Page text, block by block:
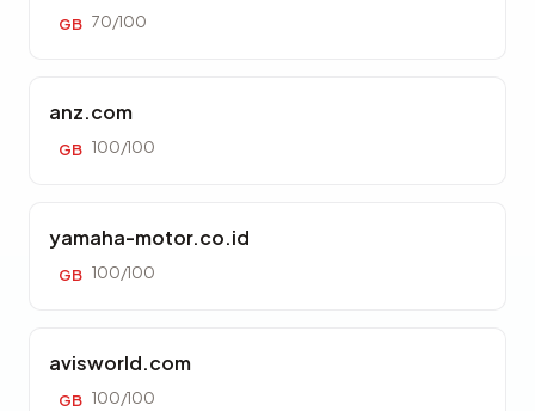
GB 70/100
anz.com
GB 100/100
yamaha-motor.co.id
GB 100/100
avisworld.com
GB 100/100